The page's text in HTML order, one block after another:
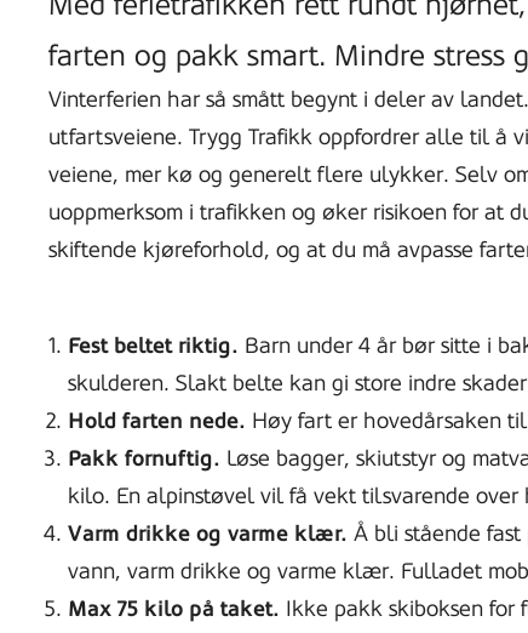
på
farten og pakk smart. Mindre stress
Vinterferien har så smått begynt i deler av
utfartsveiene. Trygg Trafikk oppfordrer alle til å
veiene, mer kø og generelt flere ulykker. Selv
uoppmerksom i trafikken og øker risikoen for at
skiftende kjøreforhold, og at du må avpasse
Fest beltet riktig. Barn under 4 år bør sitte i
skulderen. Slakt belte kan gi store indre
Hold farten nede. Høy fart er hovedårsaken
Pakk fornuftig. Løse bagger, skiutstyr og
kilo. En alpinstøvel vil få vekt tilsvarende over
Varm drikke og varme klær. Å bli stående
vann, varm drikke og varme klær. Fulladet
Max 75 kilo på taket. Ikke pakk skiboksen for